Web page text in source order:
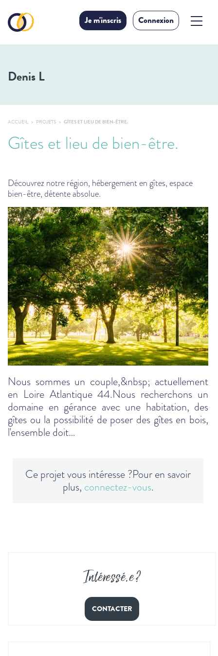
Je m'inscris Connexion
Denis L
ACCUEIL PROJETS GÎTES ET LIEU DE BIEN-ÊTRE.
Gîtes et lieu de bien-être.
Découvrez notre région, hébergement en gîtes, espace
bien-être, détente absolue.
Nous sommes un couple,&nbsp; actuellement
en Loire Atlantique 44.Nous recherchons un
domaine en gérance avec une habitation, des
gîtes ou la possibilité de poser des gîtes en bois,
l'ensemble doit…
Ce projet vous intéresse ?Pour en savoir
plus, connectez-vous.
Intéressé.e ?
CONTACTER